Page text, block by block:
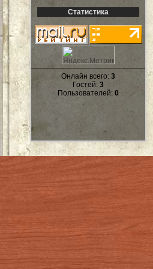
Статистика
Онлайн всего: 3
Гостей: 3
Пользователей: 0